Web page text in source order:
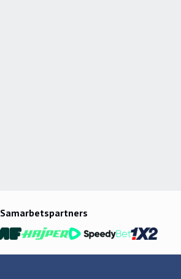
Samarbetspartners